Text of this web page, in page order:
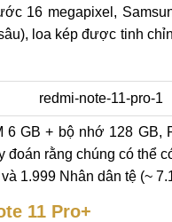
16 megapixel,
loa kép được tinh
6 GB + bộ nhớ 128
đoán rằng chúng có thể
1.999 Nhân dân tệ (~
11 Pro+